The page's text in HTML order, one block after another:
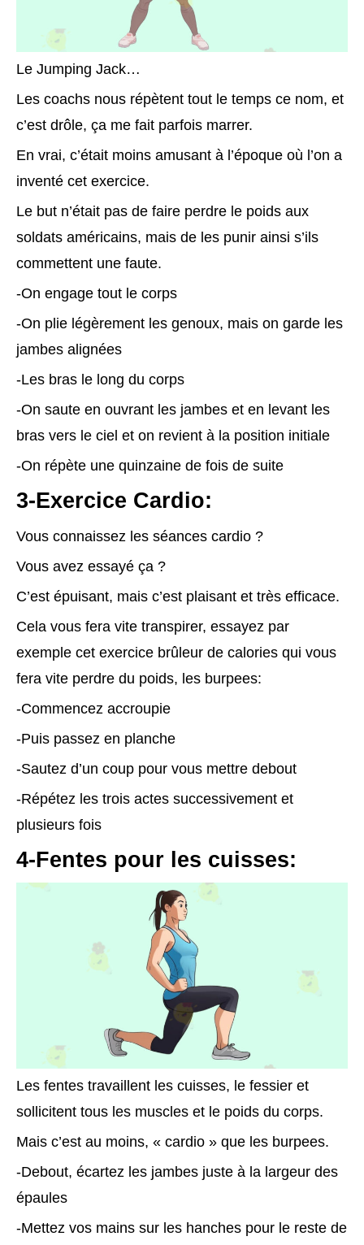
Le Jumping Jack…
Les coachs nous répètent tout le temps ce nom, et
c’est drôle, ça me fait parfois marrer.
En vrai, c’était moins amusant à l’époque où l’on a
inventé cet exercice.
Le but n’était pas de faire perdre le poids aux
soldats américains, mais de les punir ainsi s’ils
commettent une faute.
-On engage tout le corps
-On plie légèrement les genoux, mais on garde les
jambes alignées
-Les bras le long du corps
-On saute en ouvrant les jambes et en levant les
bras vers le ciel et on revient à la position initiale
-On répète une quinzaine de fois de suite
3-Exercice Cardio:
Vous connaissez les séances cardio ?
Vous avez essayé ça ?
C’est épuisant, mais c’est plaisant et très efficace.
Cela vous fera vite transpirer, essayez par
exemple cet exercice brûleur de calories qui vous
fera vite perdre du poids, les burpees:
-Commencez accroupie
-Puis passez en planche
-Sautez d’un coup pour vous mettre debout
-Répétez les trois actes successivement et
plusieurs fois
4-Fentes pour les cuisses:
Les fentes travaillent les cuisses, le fessier et
sollicitent tous les muscles et le poids du corps.
Mais c’est au moins, « cardio » que les burpees.
-Debout, écartez les jambes juste à la largeur des
épaules
-Mettez vos mains sur les hanches pour le reste de